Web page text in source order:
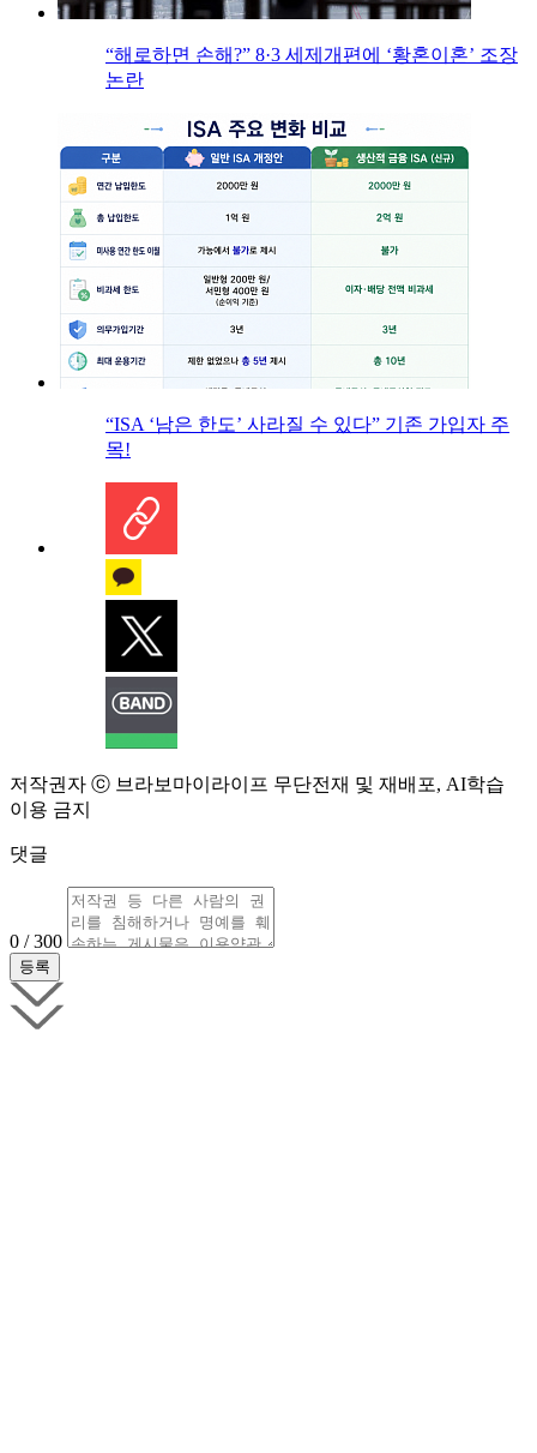
“해로하면 손해?” 8·3 세제개편에 ‘황혼이혼’ 조장
논란
“ISA ‘남은 한도’ 사라질 수 있다” 기존 가입자 주
목!
저작권자 ⓒ 브라보마이라이프 무단전재 및 재배포, AI학습
이용 금지
댓글
0 / 300